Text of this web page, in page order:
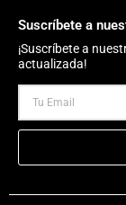
Suscríbete a
¡Suscríbete a
actualizada!